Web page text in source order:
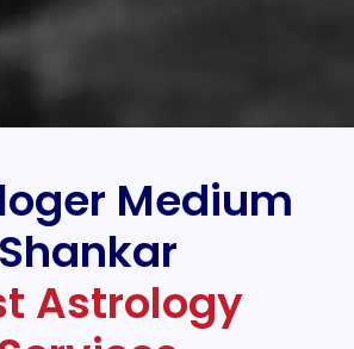
Medium
Shankar
Astrology